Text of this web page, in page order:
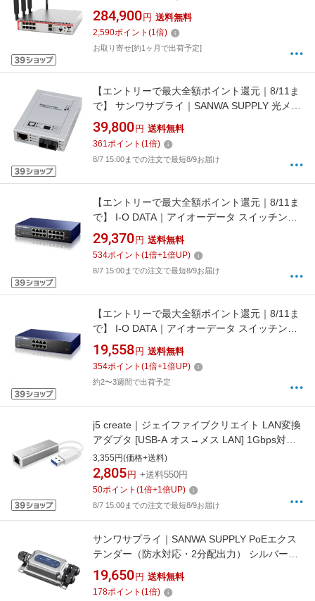
ター(5G/LTE) AT-AR4050S-5G 4668R [Wi-Fi
6(ax) /IPv6対応]
284,900 円 送料無料
2,590ポイント (1倍)
お取り寄せ[約1ヶ月で出荷予定]
【エントリーで最大全額ポイント還元｜8/11ま
で】 サンワサプライ｜SANWA SUPPLY 光メデ
ィアコンバータ [100BASE-TX/100BASE-FX対
応] LAN-EC202C
39,800 円 送料無料
361ポイント (1倍)
8/7 15:00までの注文で最短8/9お届け
【エントリーで最大全額ポイント還元｜8/11ま
で】 I-O DATA｜アイオーデータ スイッチング
ハブ [16ポート /1Giga対応 /電源内蔵] BSH-
G16MB[BSHG16MB]
29,370 円 送料無料
534ポイント (1倍+1倍UP)
8/7 15:00までの注文で最短8/9お届け
【エントリーで最大全額ポイント還元｜8/11ま
で】 I-O DATA｜アイオーデータ スイッチング
ハブ [8ポート /1Giga対応 /電源内蔵] BSH-
G08MB[BSHG08MB]
19,558 円 送料無料
354ポイント (1倍+1倍UP)
約2〜3週間で出荷予定
j5 create｜ジェイファイブクリエイト LAN変換
アダプタ [USB-A オス→メス LAN] 1Gbps対応
シルバー JUE130
3,355円(価格+送料)
2,805 円 +送料550円
50ポイント (1倍+1倍UP)
8/7 15:00までの注文で最短8/9お届け
サンワサプライ｜SANWA SUPPLY PoEエクス
テンダー（防水対応・2分配出力） シルバー
LAN-EXPOE3
19,650 円 送料無料
178ポイント (1倍)